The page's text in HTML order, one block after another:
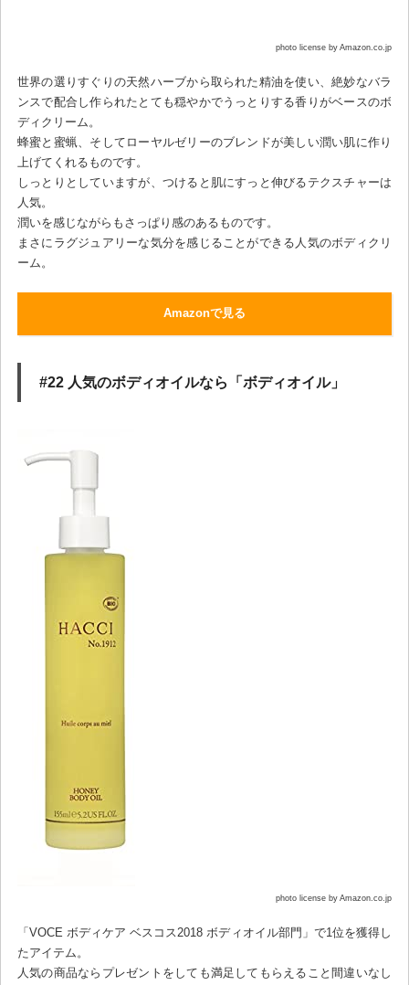
photo license by Amazon.co.jp
世界の選りすぐりの天然ハーブから取られた精油を使い、絶妙なバラ
ンスで配合し作られたとても穏やかでうっとりする香りがベースのボ
ディクリーム。
蜂蜜と蜜蝋、そしてローヤルゼリーのブレンドが美しい潤い肌に作り
上げてくれるものです。
しっとりとしていますが、つけると肌にすっと伸びるテクスチャーは
人気。
潤いを感じながらもさっぱり感のあるものです。
まさにラグジュアリーな気分を感じることができる人気のボディクリ
ーム。
Amazonで見る
#22 人気のボディオイルなら「ボディオイル」
photo license by Amazon.co.jp
「VOCE ボディケア ベスコス2018 ボディオイル部門」で1位を獲得し
たアイテム。
人気の商品ならプレゼントをしても満足してもらえること間違いなし